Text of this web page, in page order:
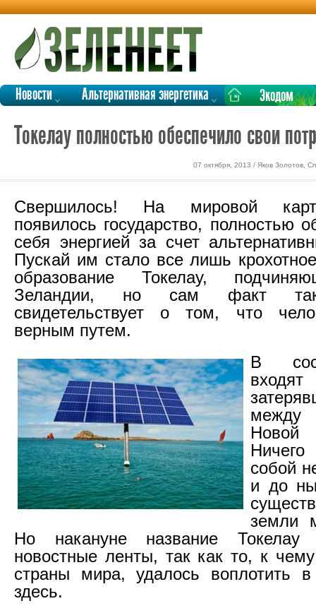
Новости Альтернативная энергетика Экодом
Токелау полностью обеспечило свои
07 октября, 2013 / Яков Золотов,
Свершилось! На мировой
появилось государство, полностью
себя энергией за счет
Пускай им стало все лишь
образование Токелау,
Зеландии, но сам факт
свидетельствует о том, что
верным путем.
В
собой
и до
земли
Но накануне название Токелау
новостные ленты, так как то, к
страны мира, удалось воплотить
здесь.